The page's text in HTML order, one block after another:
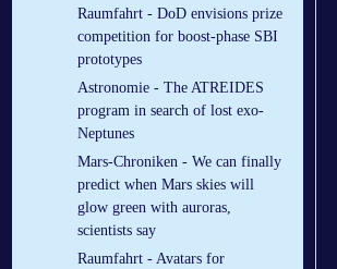
Raumfahrt - DoD envisions prize
competition for boost-phase SBI
prototypes
Astronomie - The ATREIDES
program in search of lost exo-
Neptunes
Mars-Chroniken - We can finally
predict when Mars skies will
glow green with auroras,
scientists say
Raumfahrt - Avatars for